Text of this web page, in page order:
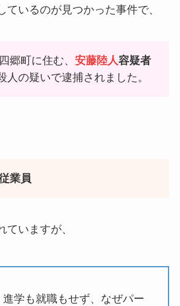
ているのが見つかった事件で、
郷町に住む、安藤陸人容疑者
人の疑いで逮捕されました。
業員
ていますが、
学も就職もせず、なぜパー